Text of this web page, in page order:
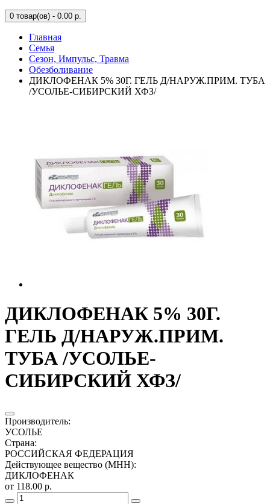
0 товар(ов) - 0.00 р.
Главная
Семья
Сезон, Импульс, Травма
Обезболивание
ДИКЛОФЕНАК 5% 30Г. ГЕЛЬ Д/НАРУЖ.ПРИМ. ТУБА
/УСОЛЬЕ-СИБИРСКИЙ ХФЗ/
ДИКЛОФЕНАК 5% 30Г.
ГЕЛЬ Д/НАРУЖ.ПРИМ.
ТУБА /УСОЛЬЕ-
СИБИРСКИЙ ХФЗ/
Производитель:
УСОЛЬЕ
Страна:
РОССИЙСКАЯ ФЕДЕРАЦИЯ
Действующее вещество (МНН):
ДИКЛОФЕНАК
от 118.00 р.